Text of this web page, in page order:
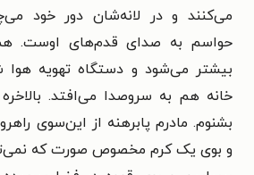
می‌کنند و در لانه‌شان دور خود
حواسم به صدای قدم‌های اوست.
بیشتر می‌شود و دستگاه تهویه هوا
خانه هم به سروصدا می‌افتد.
بشنوم. مادرم پابرهنه از این‌سوی
و بوی یک کرم مخصوص صورت که